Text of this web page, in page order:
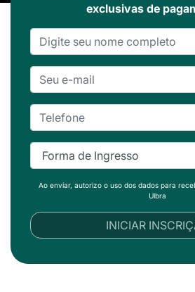
exclusivas de
Ao enviar, autorizo o uso dos dados para
Ulbra
INICIAR